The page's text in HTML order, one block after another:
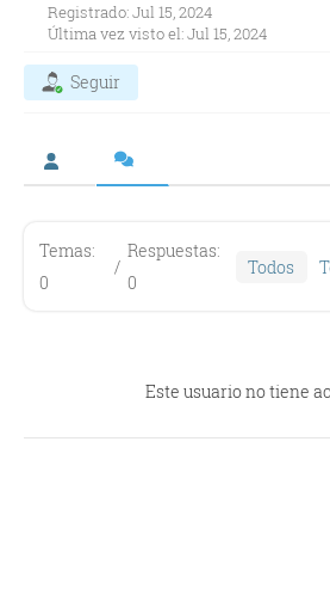
Registrado: Jul 15, 2024
Última vez visto el: Jul 15, 2024
Seguir
Temas:
0
/
Respuestas:
0
Todos
Este usuario no tiene